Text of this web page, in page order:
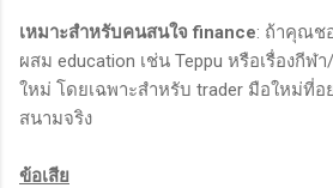
เหมาะสำหรับคนสนใจ finance: ถ้าคุณช
ผสม education เช่น Teppu หรือเรื่องกี
ใหม่ โดยเฉพาะสำหรับ trader มือใหม่ที่อ
สนามจริง
ข้อเสีย